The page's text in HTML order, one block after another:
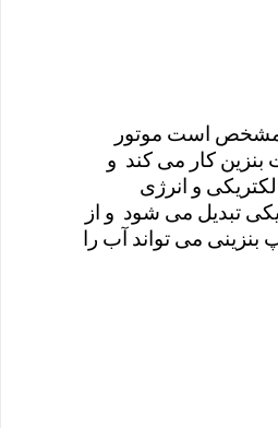
مشخص است موتور
کار می کند و
و انرژی
تبدیل می شود و از
بنزینی می تواند آب را